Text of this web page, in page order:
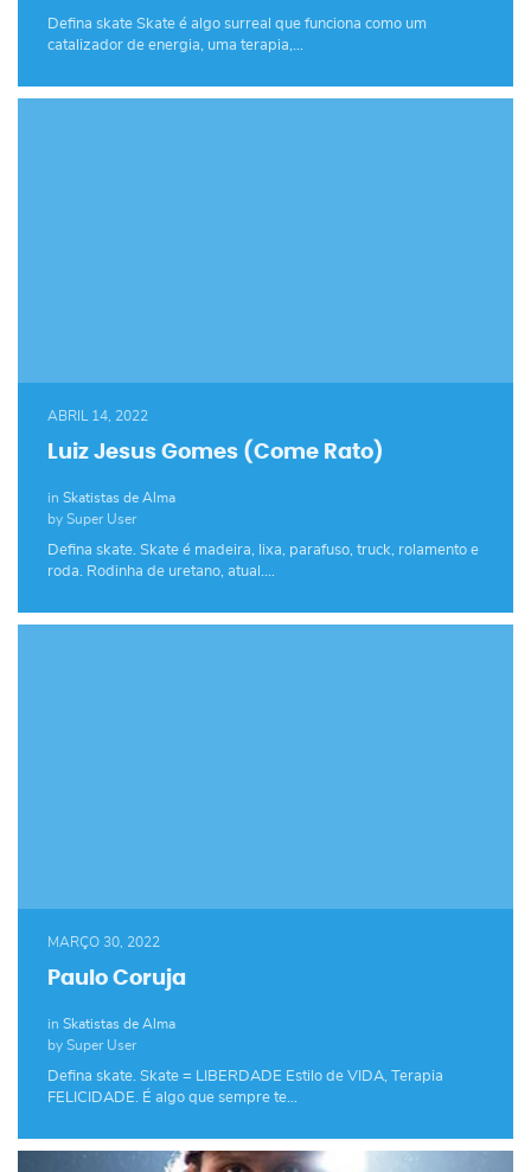
Defina skate Skate é algo surreal que funciona como um
catalizador de energia, uma terapia,…
ABRIL 14, 2022
Luiz Jesus Gomes (Come Rato)
in Skatistas de Alma
by Super User
Defina skate. Skate é madeira, lixa, parafuso, truck, rolamento e
roda. Rodinha de uretano, atual.…
MARÇO 30, 2022
Paulo Coruja
in Skatistas de Alma
by Super User
Defina skate. Skate = LIBERDADE Estilo de VIDA, Terapia
FELICIDADE. É algo que sempre te…